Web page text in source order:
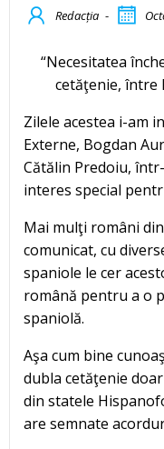
Redacția -
“Necesitatea
cetăţenie, între
Zilele acestea i-am
Externe, Bogdan
Cătălin Predoiu,
interes special
Mai mulţi români
comunicat, cu
spaniole le cer
română pentru a o
spaniolă.
Aşa cum bine
dubla cetăţenie
din statele
are semnate